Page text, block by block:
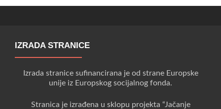
IZRADA STRANICE
Izrada stranice sufinancirana je od strane Europske
unije iz Europskog socijalnog fonda.
Stranica je izrađena u sklopu projekta “Jačanje